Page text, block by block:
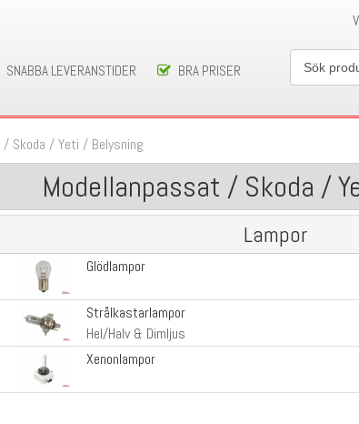
SNABBA LEVERANSTIDER BRA PRISER
/ Skoda /Yeti / Belysning
Modellanpassat / Skoda /
Lampor
Glödlampor
Strålkastarlampor
Hel/Halv & Dimljus
Xenonlampor